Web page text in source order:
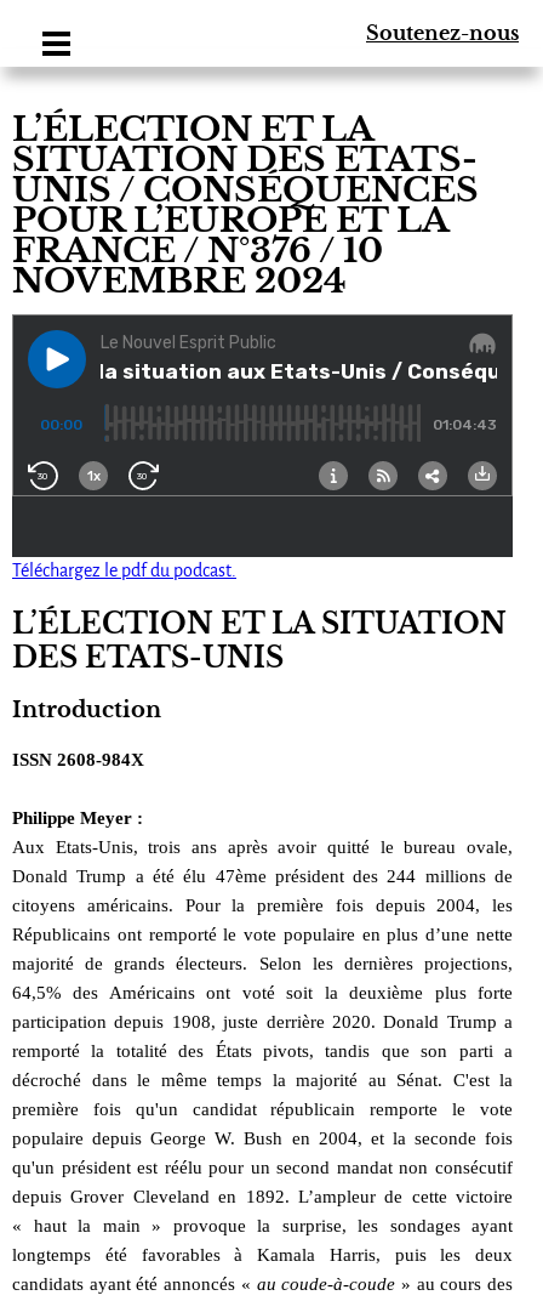
Soutenez-nous
L’ÉLECTION ET LA
SITUATION DES ETATS-
UNIS / CONSÉQUENCES
POUR L’EUROPE ET LA
FRANCE / N°376 / 10
NOVEMBRE 2024
Téléchargez le pdf du podcast.
L’ÉLECTION ET LA SITUATION
DES ETATS-UNIS
Introduction
ISSN 2608-984X
Philippe Meyer :
Aux Etats-Unis, trois ans après avoir quitté le bureau ovale,
Donald Trump a été élu 47ème président des 244 millions de
citoyens américains. Pour la première fois depuis 2004, les
Républicains ont remporté le vote populaire en plus d’une nette
majorité de grands électeurs. Selon les dernières projections,
64,5% des Américains ont voté soit la deuxième plus forte
participation depuis 1908, juste derrière 2020. Donald Trump a
remporté la totalité des États pivots, tandis que son parti a
décroché dans le même temps la majorité au Sénat. C'est la
première fois qu'un candidat républicain remporte le vote
populaire depuis George W. Bush en 2004, et la seconde fois
qu'un président est réélu pour un second mandat non consécutif
depuis Grover Cleveland en 1892. L’ampleur de cette victoire
« haut la main » provoque la surprise, les sondages ayant
longtemps été favorables à Kamala Harris, puis les deux
candidats ayant été annoncés « au coude-à-coude » au cours des